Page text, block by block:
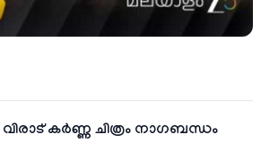
കർണ്ണ ചിത്രം നാഗബന്ധം